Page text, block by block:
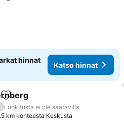
hinnat
Katso hinnat
Lisää suosikkeihin
Luokitusta ei ole saatavilla
km kohteesta Keskusta